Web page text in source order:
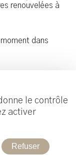
renouvelées à
dans
le contrôle
activer
Refuser